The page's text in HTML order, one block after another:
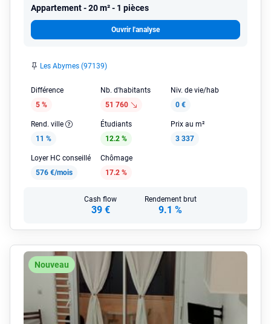
Appartement 20 m² - 1 pièces
Ouvrir l'analyse
Les Abymes (97139)
Différence
5 %
Nb. d'habitants
51 760
Niv. de vie/hab
0 €
Rend. ville
11 %
Étudiants
12.2 %
Prix au m²
3 337
Loyer HC conseillé
576 €/mois
Chômage
17.2 %
Cash flow
39 €
Rendement brut
9.1 %
Nouveau